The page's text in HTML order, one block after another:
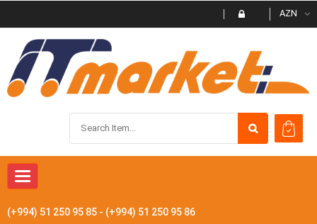
AZN
Toggle
navigation
(+994) 51 250 95 85 - (+994) 51 250 95 86